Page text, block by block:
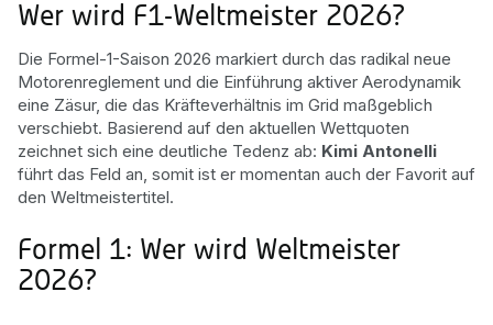
Wer wird F1-Weltmeister 2026?
Die Formel-1-Saison 2026 markiert durch das radikal neue
Motorenreglement und die Einführung aktiver Aerodynamik
eine Zäsur, die das Kräfteverhältnis im Grid maßgeblich
verschiebt. Basierend auf den aktuellen Wettquoten
zeichnet sich eine deutliche Tedenz ab: Kimi Antonelli
führt das Feld an, somit ist er momentan auch der Favorit auf
den Weltmeistertitel.
Formel 1: Wer wird Weltmeister
2026?